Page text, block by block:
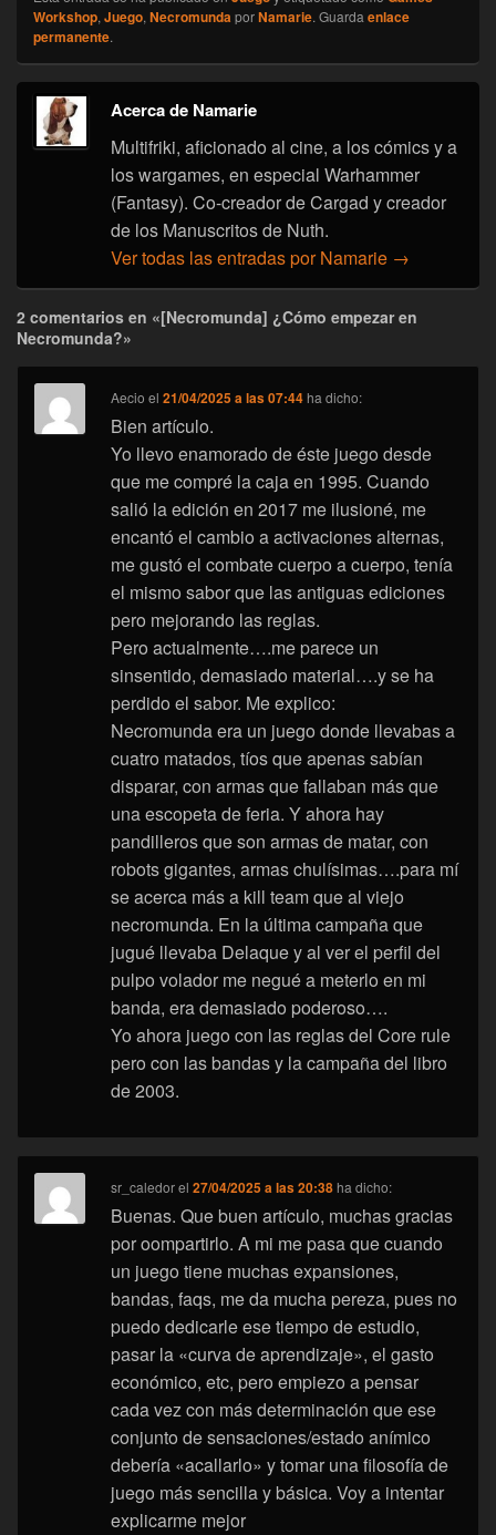
Workshop, Juego, NecromundaporNamarie. Guarda enlace
permanente.
Acerca de Namarie
Multifriki, aficionado al cine, a los cómics y a
los wargames, en especial Warhammer
(Fantasy). Co-creador de Cargad y creador
de los Manuscritos de Nuth.
Ver todas las entradas por Namarie →
2 comentarios en «[Necromunda] ¿Cómo empezar en
Necromunda?»
Aecio el21/04/2025 a las 07:44 ha dicho:
Bien artículo.
Yo llevo enamorado de éste juego desde
que me compré la caja en 1995. Cuando
salió la edición en 2017 me ilusioné, me
encantó el cambio a activaciones alternas,
me gustó el combate cuerpo a cuerpo, tenía
el mismo sabor que las antiguas ediciones
pero mejorando las reglas.
Pero actualmente….me parece un
sinsentido, demasiado material….y se ha
perdido el sabor. Me explico:
Necromunda era un juego donde llevabas a
cuatro matados, tíos que apenas sabían
disparar, con armas que fallaban más que
una escopeta de feria. Y ahora hay
pandilleros que son armas de matar, con
robots gigantes, armas chulísimas….para mí
se acerca más a kill team que al viejo
necromunda. En la última campaña que
jugué llevaba Delaque y al ver el perfil del
pulpo volador me negué a meterlo en mi
banda, era demasiado poderoso….
Yo ahora juego con las reglas del Core rule
pero con las bandas y la campaña del libro
de 2003.
sr_caledorel27/04/2025 a las 20:38 ha dicho:
Buenas. Que buen artículo, muchas gracias
por oompartirlo. A mi me pasa que cuando
un juego tiene muchas expansiones,
bandas, faqs, me da mucha pereza, pues no
puedo dedicarle ese tiempo de estudio,
pasar la «curva de aprendizaje», el gasto
económico, etc, pero empiezo a pensar
cada vez con más determinación que ese
conjunto de sensaciones/estado anímico
debería «acallarlo» y tomar una filosofía de
juego más sencilla y básica. Voy a intentar
explicarme mejor